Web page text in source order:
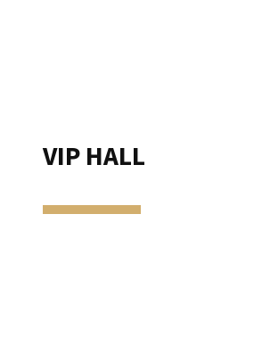
VIP HALL